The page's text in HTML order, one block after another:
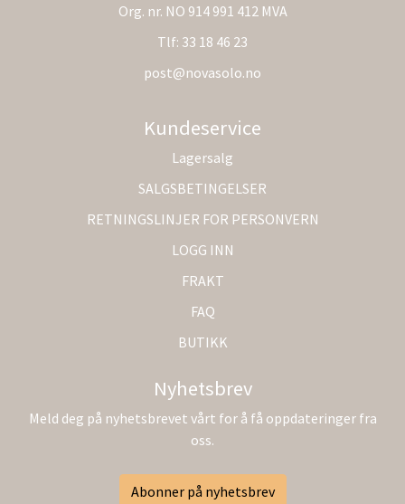
Org. nr. NO 914 991 412 MVA
Tlf: 33 18 46 23
post@novasolo.no
Kundeservice
Lagersalg
SALGSBETINGELSER
RETNINGSLINJER FOR PERSONVERN
LOGG INN
FRAKT
FAQ
BUTIKK
Nyhetsbrev
Meld deg på nyhetsbrevet vårt for å få oppdateringer fra
oss.
Abonner på nyhetsbrev